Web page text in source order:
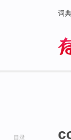
词典
目录